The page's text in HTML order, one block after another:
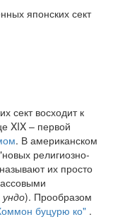
японских сект
сект восходит к
XIX – первой
. В американском
религиозно-
их просто
). Прообразом
буцурю ко" .